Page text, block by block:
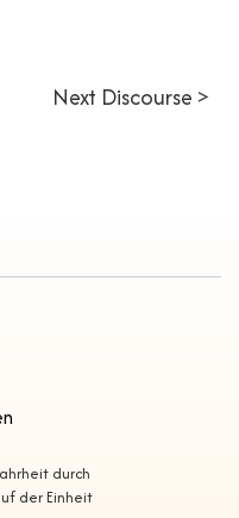
Next Discourse >
durch
der Einheit